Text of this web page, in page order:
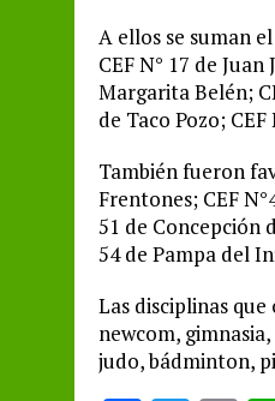
A ellos se suman
CEF N° 17 de
Margarita Belén;
de Taco Pozo;
También fueron
Frentones; CEF
51 de Concepción
54 de Pampa del
Las disciplinas
newcom,
judo, bádminton,